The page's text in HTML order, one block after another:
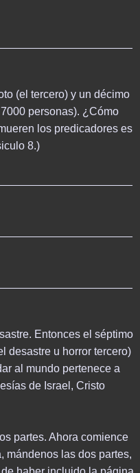
tercero) y un décimo
personas). ¿Cómo
los predicadores es
8.)
Entonces el séptimo
desastre u horror tercero)
al mundo pertenece a
de Israel, Cristo
Ahora comience
mándenos las dos partes,